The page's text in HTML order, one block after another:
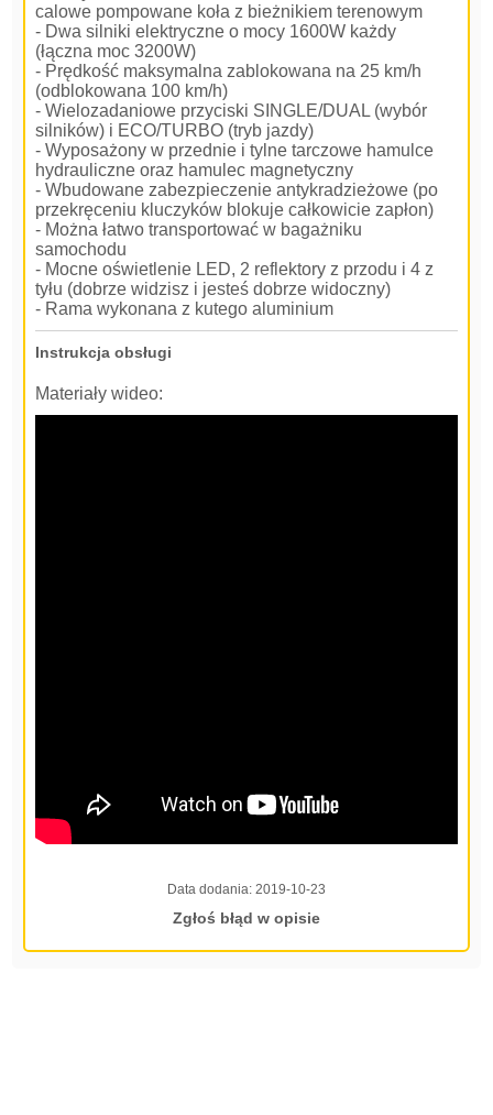
calowe pompowane koła z bieżnikiem terenowym
- Dwa silniki elektryczne o mocy 1600W każdy
(łączna moc 3200W)
- Prędkość maksymalna zablokowana na 25 km/h
(odblokowana 100 km/h)
- Wielozadaniowe przyciski SINGLE/DUAL (wybór
silników) i ECO/TURBO (tryb jazdy)
- Wyposażony w przednie i tylne tarczowe hamulce
hydrauliczne oraz hamulec magnetyczny
- Wbudowane zabezpieczenie antykradzieżowe (po
przekręceniu kluczyków blokuje całkowicie zapłon)
- Można łatwo transportować w bagażniku
samochodu
- Mocne oświetlenie LED, 2 reflektory z przodu i 4 z
tyłu (dobrze widzisz i jesteś dobrze widoczny)
- Rama wykonana z kutego aluminium
Instrukcja obsługi
Materiały wideo:
Data dodania: 2019-10-23
Zgłoś błąd w opisie